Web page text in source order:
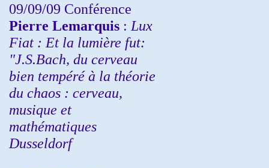
09/09/09 Conférence
Pierre Lemarquis : Lux
Fiat : Et la lumière fut:
"J.S.Bach, du cerveau
bien tempéré à la théorie
du chaos : cerveau,
musique et
mathématiques
Dusseldorf